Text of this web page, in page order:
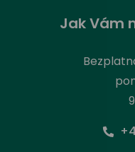
Jak Vám